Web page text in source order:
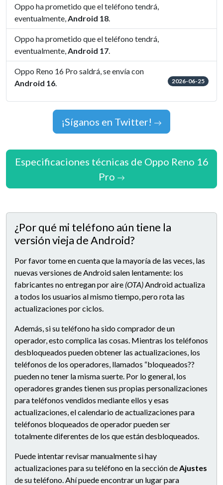
Oppo ha prometido que el teléfono tendrá,
eventualmente,Android 18.
Oppo ha prometido que el teléfono tendrá,
eventualmente,Android 17.
Oppo Reno 16 Pro saldrá, se envía con
Android 16. 2026-06-25
¡Síganos en Twitter!
Especificaciones técnicas de Oppo Reno 16
Pro
¿Por qué mi teléfono aún tiene la
versión vieja de Android?
Por favor tome en cuenta que la mayoría de las veces, las
nuevas versiones de Android salen lentamente: los
fabricantes no entregan por aire (OTA)Android actualiza
a todos los usuarios al mismo tiempo, pero rota las
actualizaciones por ciclos.
Además, si su teléfono ha sido comprador de un
operador, esto complica las cosas. Mientras los teléfonos
desbloqueados pueden obtener las actualizaciones, los
teléfonos de los operadores, llamados “bloqueados??
pueden no tener la misma suerte. Por lo general, los
operadores grandes tienen sus propias personalizaciones
para teléfonos vendidos mediante ellos y esas
actualizaciones, el calendario de actualizaciones para
teléfonos bloqueados de operador pueden ser
totalmente diferentes de los que están desbloqueados.
Puede intentar revisar manualmente si hay
actualizaciones para su teléfono en la sección deAjustes
de su teléfono. Ahí puede encontrar un lugar para